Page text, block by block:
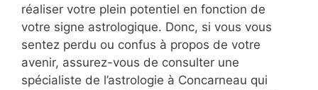
réaliser votre plein potentiel en fonction de
votre signe astrologique. Donc, si vous vous
sentez perdu ou confus à propos de votre
avenir, assurez-vous de consulter une
spécialiste de l’astrologie à Concarneau qui